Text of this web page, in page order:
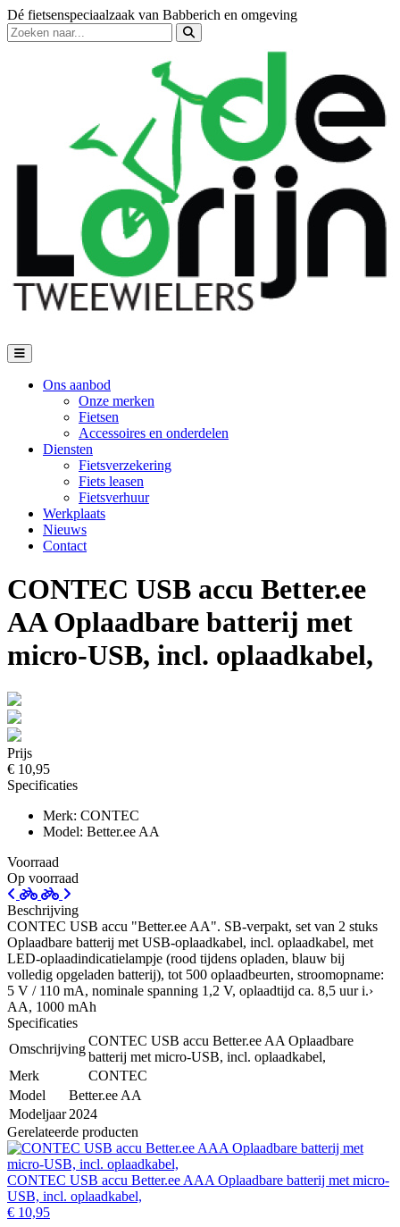
Dé fietsenspeciaalzaak van Babberich en omgeving
Ons aanbod
Onze merken
Fietsen
Accessoires en onderdelen
Diensten
Fietsverzekering
Fiets leasen
Fietsverhuur
Werkplaats
Nieuws
Contact
CONTEC USB accu Better.ee
AA Oplaadbare batterij met
micro-USB, incl. oplaadkabel,
Prijs
€ 10,95
Specificaties
Merk: CONTEC
Model: Better.ee AA
Voorraad
Op voorraad
Beschrijving
CONTEC USB accu "Better.ee AA". SB-verpakt, set van 2 stuks
Oplaadbare batterij met USB-oplaadkabel, incl. oplaadkabel, met
LED-oplaadindicatielampje (rood tijdens opladen, blauw bij
volledig opgeladen batterij), tot 500 oplaadbeurten, stroomopname:
5 V / 110 mA, nominale spanning 1,2 V, oplaadtijd ca. 8,5 uur i.›
AA, 1000 mAh
Specificaties
Omschrijving
CONTEC USB accu Better.ee AA Oplaadbare
batterij met micro-USB, incl. oplaadkabel,
Merk
CONTEC
Model
Better.ee AA
Modeljaar 2024
Gerelateerde producten
CONTEC USB accu Better.ee AAA Oplaadbare batterij met micro-
USB, incl. oplaadkabel,
€ 10,95